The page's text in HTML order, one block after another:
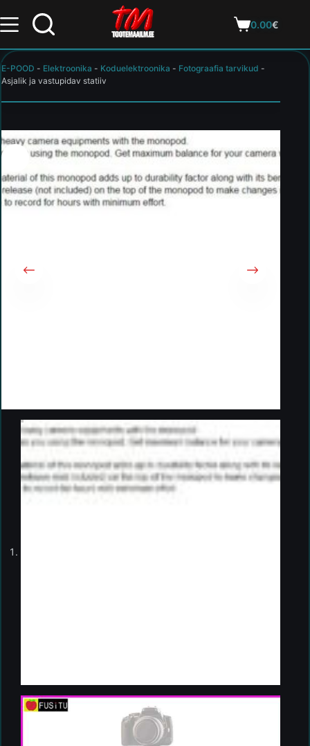
0.00€
E-POOD - Elektroonika - Koduelektroonika - Fotograafia tarvikud -
Asjalik ja vastupidav statiiv